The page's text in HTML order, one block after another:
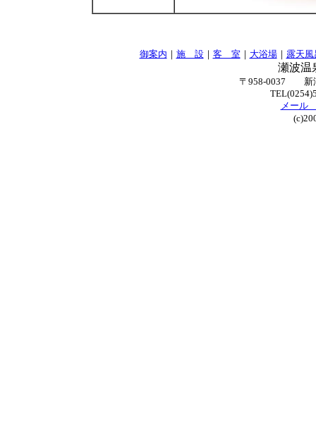
御案内 ｜ 施 設｜ 客 室｜ 大浴場｜ 露天風
瀬波
〒958-0037 新潟
メール